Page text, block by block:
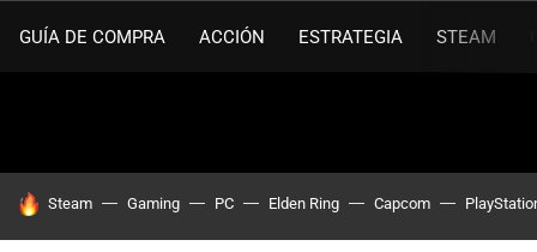
GUÍA DE COMPRA ACCIÓN ESTRATEGIA STEAM
HOY SE HABLA DE
Steam Gaming PC Elden Ring Capcom